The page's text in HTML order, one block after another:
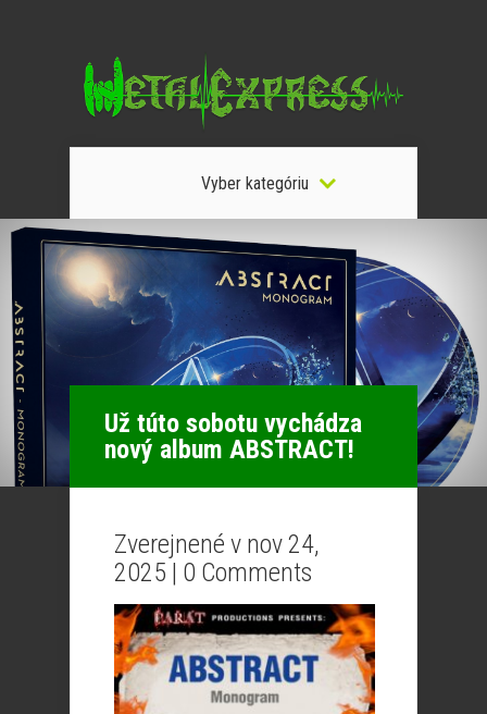
Vyber kategóriu
Už túto sobotu vychádza
nový album ABSTRACT!
Zverejnené v nov 24,
2025 | 0 Comments